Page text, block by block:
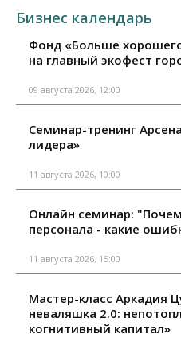
Бизнес календарь
Фонд «Больше
на главный экофест
09 августа 2026, 12:00
Семинар-тренинг
лидера»
11 августа 2026, 10:00
Онлайн семинар:
персонала - какие
11 августа 2026, 15:00
Мастер-класс Аркадия
неваляшка 2.0:
когнитивный капитал»